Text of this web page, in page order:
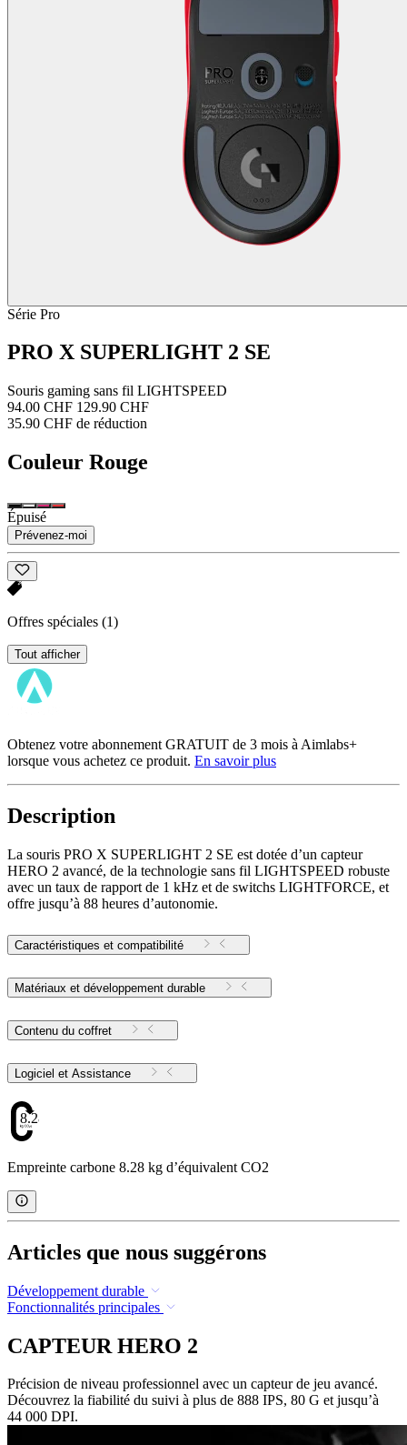
Série Pro
PRO X SUPERLIGHT 2 SE
Souris gaming sans fil LIGHTSPEED
94.00 CHF 129.90 CHF
35.90 CHF de réduction
Couleur Rouge
Épuisé
Prévenez-moi
Offres spéciales (1)
Tout afficher
Obtenez votre abonnement GRATUIT de 3 mois à Aimlabs+
lorsque vous achetez ce produit. En savoir plus
Description
La souris PRO X SUPERLIGHT 2 SE est dotée d’un capteur
HERO 2 avancé, de la technologie sans fil LIGHTSPEED robuste
avec un taux de rapport de 1 kHz et de switchs LIGHTFORCE, et
offre jusqu’à 88 heures d’autonomie.
Caractéristiques et compatibilité
Matériaux et développement durable
Contenu du coffret
Logiciel et Assistance
8.28
Empreinte carbone 8.28 kg d’équivalent CO2
Articles que nous suggérons
Développement durable
Fonctionnalités principales
CAPTEUR HERO 2
Précision de niveau professionnel avec un capteur de jeu avancé.
Découvrez la fiabilité du suivi à plus de 888 IPS, 80 G et jusqu’à
44 000 DPI.